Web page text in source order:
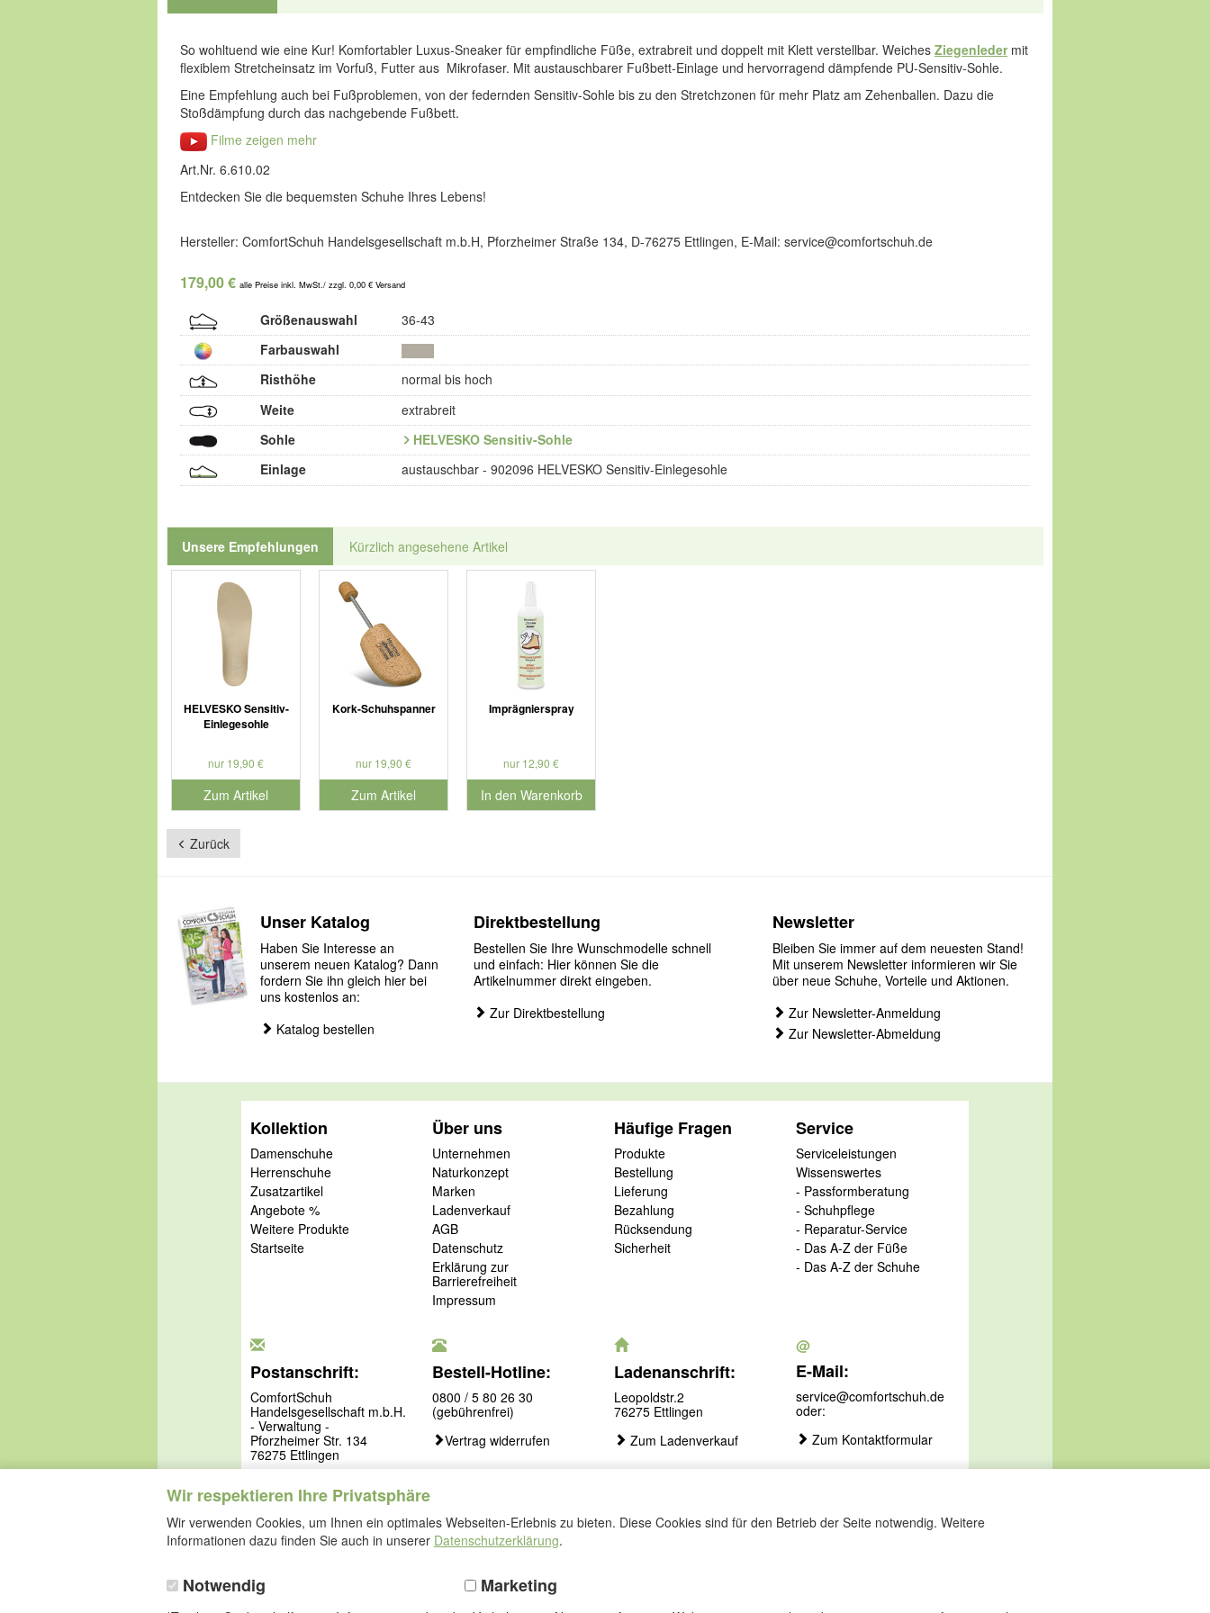
So wohltuend wie eine Kur! Komfortabler Luxus-Sneaker für empfindliche Füße, extrabreit und doppelt mit Klett verstellbar. Weiches Ziegenledermit
flexiblem Stretcheinsatz im Vorfuß, Futter aus Mikrofaser. Mit austauschbarer Fußbett-Einlage und hervorragend dämpfende PU-Sensitiv-Sohle.
Eine Empfehlung auch bei Fußproblemen, von der federnden Sensitiv-Sohle bis zu den Stretchzonen für mehr Platz am Zehenballen. Dazu die
Stoßdämpfung durch das nachgebende Fußbett.
Filme zeigen mehr
Art.Nr. 6.610.02
Entdecken Sie die bequemsten Schuhe Ihres Lebens!
Hersteller: ComfortSchuh Handelsgesellschaft m.b.H, Pforzheimer Straße 134, D-76275 Ettlingen, E-Mail: service@comfortschuh.de
179,00 € alle Preise inkl. MwSt./ zzgl. 0,00 € Versand
Größenauswahl
36-43
Farbauswahl
Risthöhe
normal bis hoch
Weite
extrabreit
Sohle
HELVESKO Sensitiv-Sohle
Einlage
austauschbar - 902096 HELVESKO Sensitiv-Einlegesohle
Unsere Empfehlungen Kürzlich angesehene Artikel
HELVESKO Sensitiv-
Einlegesohle
nur 19,90 €
Zum Artikel
Kork-Schuhspanner
nur 19,90 €
Zum Artikel
Imprägnierspray
nur 12,90 €
In den Warenkorb
für Produktnummer 901126
Zurück
Wir respektieren Ihre Privatsphäre
Wir verwenden Cookies, um Ihnen ein optimales Webseiten-Erlebnis zu bieten. Diese Cookies sind für den Betrieb der Seite notwendig. Weitere
Informationen dazu finden Sie auch in unserer Datenschutzerklärung.
Notwendig Marketing
Unser Katalog
Haben Sie Interesse an
unserem neuen Katalog? Dann
fordern Sie ihn gleich hier bei
uns kostenlos an:
Katalog bestellen
Direktbestellung
Bestellen Sie Ihre Wunschmodelle schnell
und einfach: Hier können Sie die
Artikelnummer direkt eingeben.
Zur Direktbestellung
Newsletter
Bleiben Sie immer auf dem neuesten Stand!
Mit unserem Newsletter informieren wir Sie
über neue Schuhe, Vorteile und Aktionen.
Zur Newsletter-Anmeldung
Zur Newsletter-Abmeldung
Kollektion
Damenschuhe
Herrenschuhe
Zusatzartikel
Angebote %
Weitere Produkte
Startseite
Über uns
Unternehmen
Naturkonzept
Marken
Ladenverkauf
AGB
Datenschutz
Erklärung zur
Barrierefreiheit
Impressum
Häufige Fragen
Produkte
Bestellung
Lieferung
Bezahlung
Rücksendung
Sicherheit
Service
Serviceleistungen
Wissenswertes
- Passformberatung
- Schuhpflege
- Reparatur-Service
- Das A-Z der Füße
- Das A-Z der Schuhe
Postanschrift:
ComfortSchuh
Handelsgesellschaft m.b.H.
- Verwaltung -
Pforzheimer Str. 134
76275 Ettlingen
Bestell-Hotline:
0800 / 5 80 26 30
(gebührenfrei)
Vertrag widerrufen
Ladenanschrift:
Leopoldstr.2
76275 Ettlingen
Zum Ladenverkauf
@
E-Mail:
service@comfortschuh.de
oder:
Zum Kontaktformular